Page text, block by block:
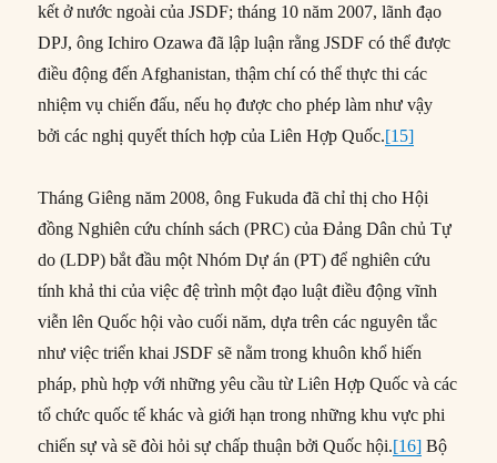
kết ở nước ngoài của JSDF; tháng 10 năm 2007, lãnh đạo
DPJ, ông Ichiro Ozawa đã lập luận rằng JSDF có thể được
điều động đến Afghanistan, thậm chí có thể thực thi các
nhiệm vụ chiến đấu, nếu họ được cho phép làm như vậy
bởi các nghị quyết thích hợp của Liên Hợp Quốc.[15]
Tháng Giêng năm 2008, ông Fukuda đã chỉ thị cho Hội
đồng Nghiên cứu chính sách (PRC) của Đảng Dân chủ Tự
do (LDP) bắt đầu một Nhóm Dự án (PT) để nghiên cứu
tính khả thi của việc đệ trình một đạo luật điều động vĩnh
viễn lên Quốc hội vào cuối năm, dựa trên các nguyên tắc
như việc triển khai JSDF sẽ nằm trong khuôn khổ hiến
pháp, phù hợp với những yêu cầu từ Liên Hợp Quốc và các
tổ chức quốc tế khác và giới hạn trong những khu vực phi
chiến sự và sẽ đòi hỏi sự chấp thuận bởi Quốc hội.[16] Bộ